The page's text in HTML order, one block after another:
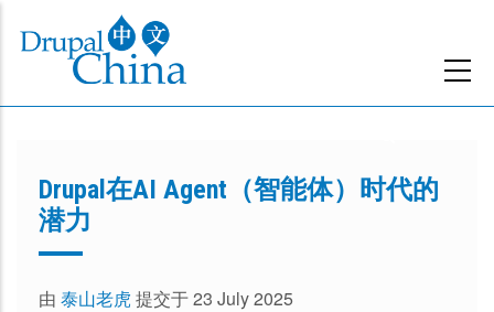
主
Drupal在AI Agent（智能体）时代的
潜力
由 泰山老虎提交于 23 July 2025